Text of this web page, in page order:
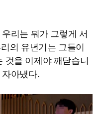
리는 뭐가 그렇게 서
의 유년기는 그들이
것을 이제야 깨닫습니
아냈다.